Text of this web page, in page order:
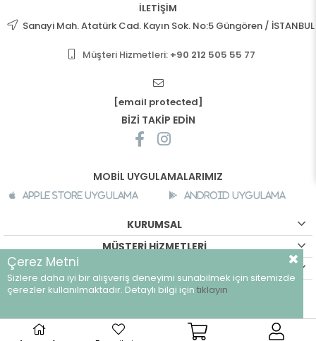
İLETİŞİM
Sanayi Mah. Atatürk Cad. Kayın Sok. No:5 Güngören / İSTANBUL
Müşteri Hizmetleri: +90 212 505 55 77
[email protected]
BİZİ TAKİP EDİN
MOBİL UYGULAMALARIMIZ
Apple Store Uygulama Android Uygulama
KURUMSAL
MÜŞTERİ HİZMETLERİ
©breeze.com.tr - Tüm hakları saklıdır.
Çerez Metni
Sizlere daha iyi bir alışveriş deneyimi sunabilmek için sitemizde
çerezler kullanılmaktadır. Detaylı bilgi için tıklayın